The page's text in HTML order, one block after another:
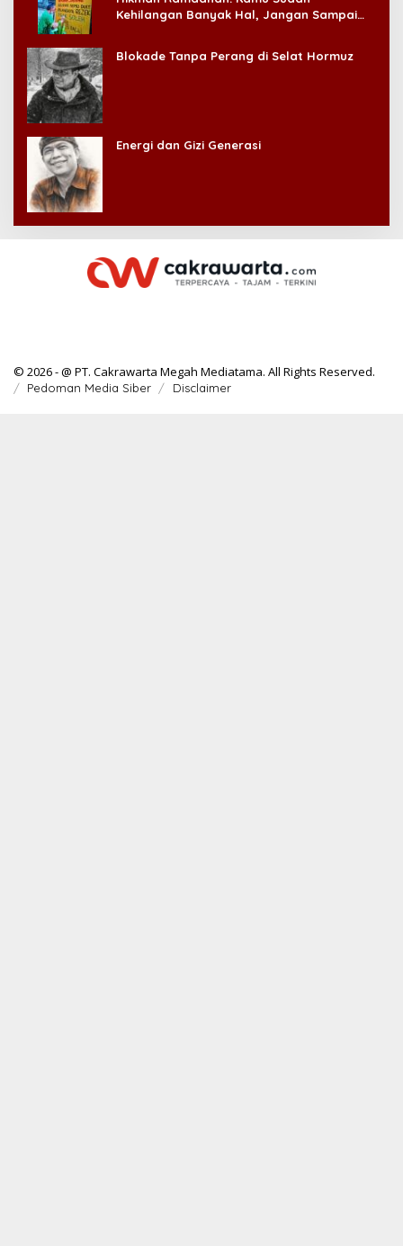
Kehilangan Banyak Hal, Jangan Sampai
Blokade Tanpa Perang di Selat Hormuz
Energi dan Gizi Generasi
© 2026 - @ PT. Cakrawarta Megah Mediatama. All Rights Reserved.
Pedoman Media Siber Disclaimer